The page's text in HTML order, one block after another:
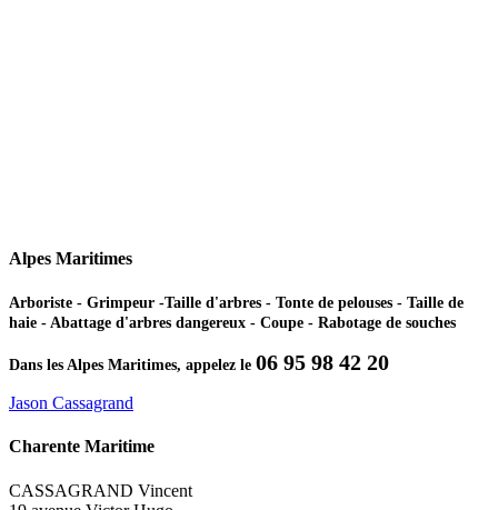
Alpes Maritimes
Arboriste - Grimpeur -Taille d'arbres - Tonte de pelouses - Taille de
haie - Abattage d'arbres dangereux - Coupe - Rabotage de souches
Dans les Alpes Maritimes, appelez le 06 95 98 42 20
Jason Cassagrand
Charente Maritime
CASSAGRAND Vincent